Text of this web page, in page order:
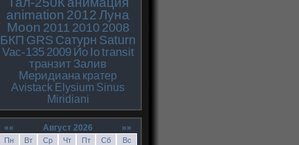
animation 2012Луна
Moon 2011 2010 2008
БКП GRS Сатурн Saturn
Vac-135 2009 Ио Iotransit
транзит Залив
Меридиана кратер
Avistack Elysium Sinus
Miridiani
«« Август 2026 »»
Пн Вт Ср Чт Пт Сб
Вс